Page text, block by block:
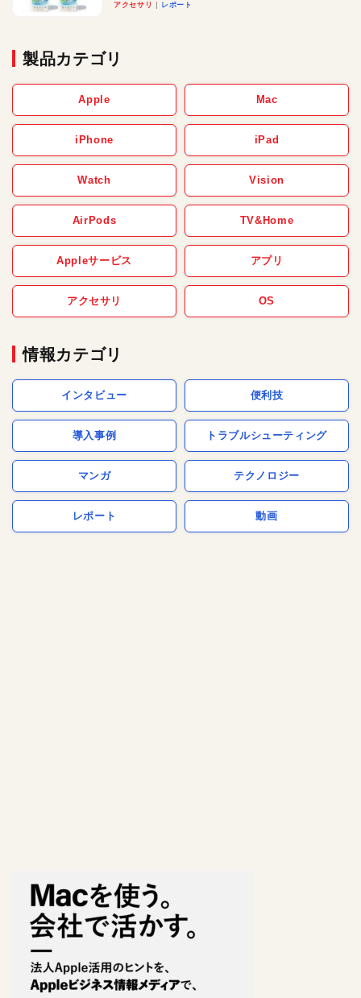
アクセサリ レポート
製品カテゴリ
Apple Mac
iPhone iPad
Watch Vision
AirPods TV&Home
Appleサービス アプリ
アクセサリ OS
情報カテゴリ
インタビュー 便利技
導入事例 トラブルシューティング
マンガ テクノロジー
レポート 動画